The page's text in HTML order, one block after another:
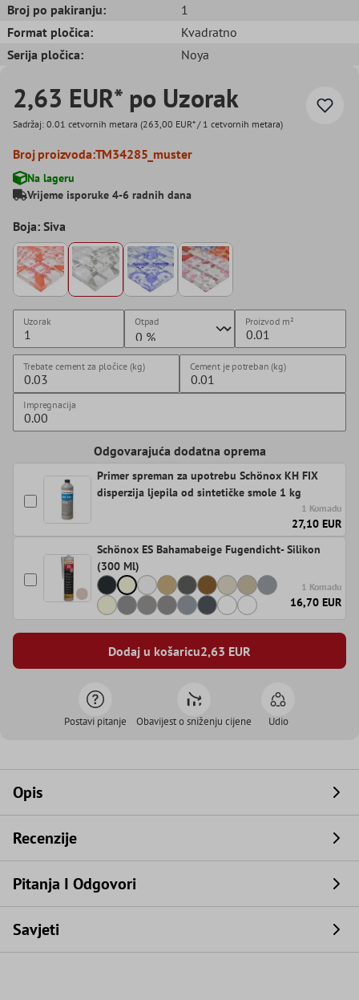
Broj po pakiranju:
1
Format pločica:
Kvadratno
Serija pločica:
Noya
2,63 EUR* po Uzorak
Sadržaj: 0.01 cetvornih metara (263,00 EUR* / 1 cetvornih metara)
Broj proizvoda:TM34285_muster
Na lageru
Vrijeme isporuke 4-6 radnih dana
Boja: Siva
Uzorak Otpad Proizvod m²
Trebate cement za pločice (kg) Cement je potreban (kg)
Impregnacija
Odgovarajuća dodatna oprema
Primer spreman za upotrebu Schönox KH FIX
disperzija ljepila od sintetičke smole 1 kg
1 Komadu
27,10 EUR
Schönox ES Bahamabeige Fugendicht- Silikon
(300 Ml)
1 Komadu
16,70 EUR
Dodaj u košaricu2,63 EUR
Postavi pitanje Obavijest o sniženju cijene Udio
Opis
Recenzije
Pitanja I Odgovori
Savjeti